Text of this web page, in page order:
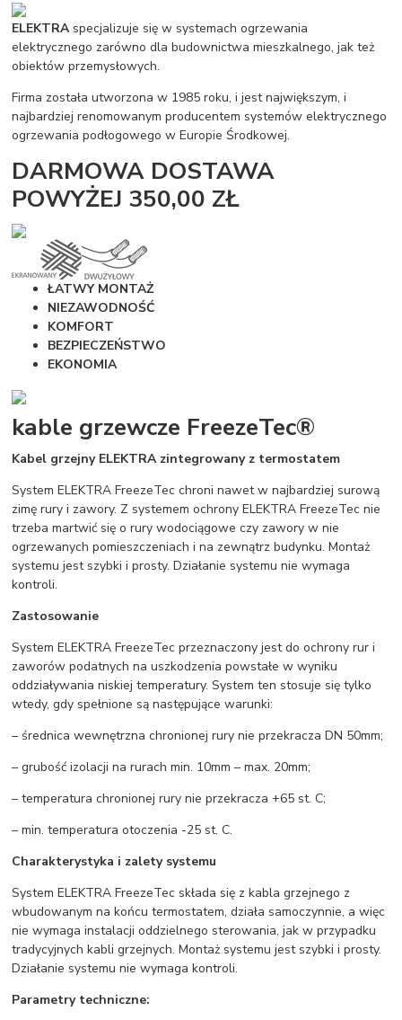
ELEKTRAspecjalizuje się w systemach ogrzewania
elektrycznego zarówno dla budownictwa mieszkalnego, jak też
obiektów przemysłowych.
Firma została utworzona w 1985 roku, i jest największym, i
najbardziej renomowanym producentem systemów elektrycznego
ogrzewania podłogowego w Europie Środkowej.
DARMOWA DOSTAWA
POWYŻEJ 350,00 ZŁ
ŁATWY MONTAŻ
NIEZAWODNOŚĆ
KOMFORT
BEZPIECZEŃSTWO
EKONOMIA
kable grzewcze FreezeTec®
Kabel grzejny ELEKTRA zintegrowany z termostatem
System ELEKTRA FreezeTec chroni nawet w najbardziej surową
zimę rury i zawory. Z systemem ochrony ELEKTRA FreezeTec nie
trzeba martwić się o rury wodociągowe czy zawory w nie
ogrzewanych pomieszczeniach i na zewnątrz budynku. Montaż
systemu jest szybki i prosty. Działanie systemu nie wymaga
kontroli.
Zastosowanie
System ELEKTRA FreezeTec przeznaczony jest do ochrony rur i
zaworów podatnych na uszkodzenia powstałe w wyniku
oddziaływania niskiej temperatury. System ten stosuje się tylko
wtedy, gdy spełnione są następujące warunki:
– średnica wewnętrzna chronionej rury nie przekracza DN 50mm;
– grubość izolacji na rurach min. 10mm – max. 20mm;
– temperatura chronionej rury nie przekracza +65 st. C;
– min. temperatura otoczenia -25 st. C.
Charakterystyka i zalety systemu
System ELEKTRA FreezeTec składa się z kabla grzejnego z
wbudowanym na końcu termostatem, działa samoczynnie, a więc
nie wymaga instalacji oddzielnego sterowania, jak w przypadku
tradycyjnych kabli grzejnych. Montaż systemu jest szybki i prosty.
Działanie systemu nie wymaga kontroli.
Parametry techniczne: